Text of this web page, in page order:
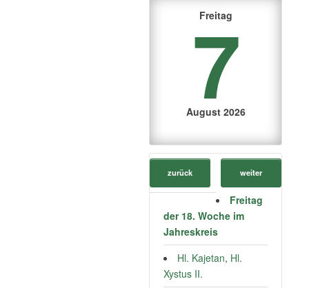
Freitag
7
August 2026
zurück weiter
Freitag
der 18. Woche im
Jahreskreis
Hl. Kajetan, Hl.
Xystus II.